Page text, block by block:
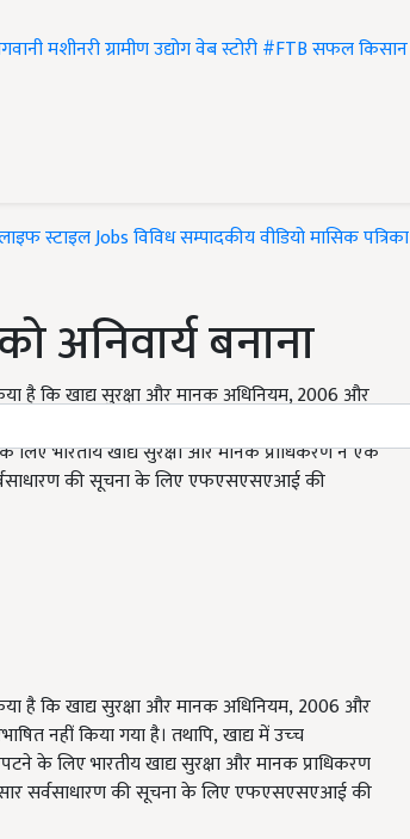
मशीनरीग्रामीण उद्योगवेब स्टोरी#FTBसफल किसान
स्टाइलJobsविविधसम्पादकीयवीडियोमासिक पत्रिका
अनिवार्य बनाना
है कि खाद्य सुरक्षा और मानक अधिनियम, 2006 और
भारतीय खाद्य सुरक्षा और मानक प्राधिकरण ने एक
की सूचना के लिए एफएसएसएआई की
है कि खाद्य सुरक्षा और मानक अधिनियम, 2006 और
नहीं किया गया है। तथापि, खाद्य में उच्‍च
के लिए भारतीय खाद्य सुरक्षा और मानक प्राधिकरण
सार सर्वसाधारण की सूचना के लिए एफएसएसएआई की